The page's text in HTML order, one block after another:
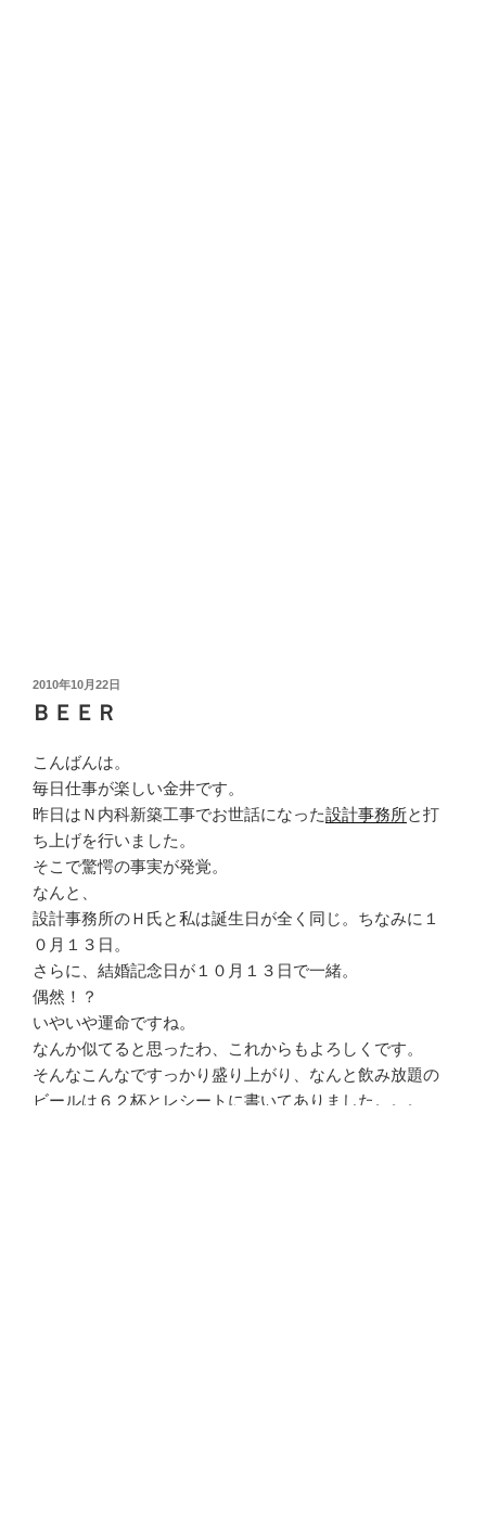
投
稿
日:
2010年10月22日
ＢＥＥＲ
こんばんは。
毎日仕事が楽しい金井です。
昨日はＮ内科新築工事でお世話になった設計事務所と打
ち上げを行いました。
そこで驚愕の事実が発覚。
なんと、
設計事務所のＨ氏と私は誕生日が全く同じ。ちなみに１
０月１３日。
さらに、結婚記念日が１０月１３日で一緒。
偶然！？
いやいや運命ですね。
なんか似てると思ったわ、これからもよろしくです。
そんなこんなですっかり盛り上がり、なんと飲み放題の
ビールは６２杯とレシートに書いてありました。。。